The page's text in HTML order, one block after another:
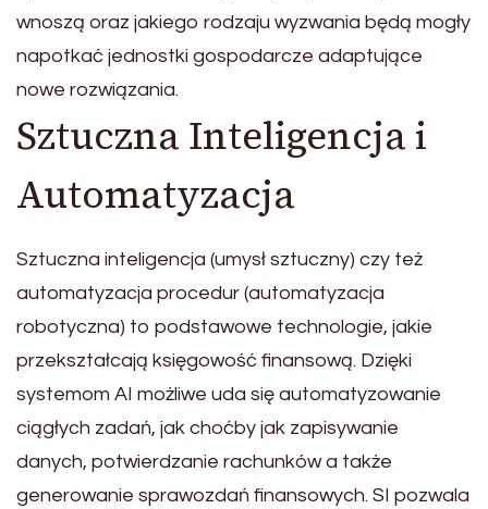
wnoszą oraz jakiego rodzaju wyzwania będą mogły
napotkać jednostki gospodarcze adaptujące
nowe rozwiązania.
Sztuczna Inteligencja i
Automatyzacja
Sztuczna inteligencja (umysł sztuczny) czy też
automatyzacja procedur (automatyzacja
robotyczna) to podstawowe technologie, jakie
przekształcają księgowość finansową. Dzięki
systemom AI możliwe uda się automatyzowanie
ciągłych zadań, jak choćby jak zapisywanie
danych, potwierdzanie rachunków a także
generowanie sprawozdań finansowych. SI pozwala